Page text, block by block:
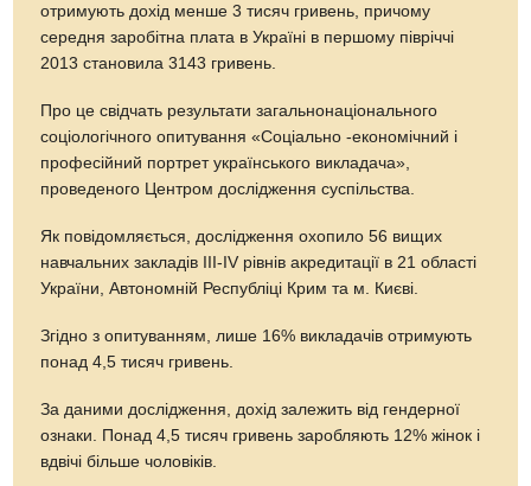
отримують дохід менше 3 тисяч гривень, причому
середня заробітна плата в Україні в першому півріччі
2013 становила 3143 гривень.
Про це свідчать результати загальнонаціонального
соціологічного опитування «Соціально -економічний і
професійний портрет українського викладача»,
проведеного Центром дослідження суспільства.
Як повідомляється, дослідження охопило 56 вищих
навчальних закладів III-IV рівнів акредитації в 21 області
України, Автономній Республіці Крим та м. Києві.
Згідно з опитуванням, лише 16% викладачів отримують
понад 4,5 тисяч гривень.
За даними дослідження, дохід залежить від гендерної
ознаки. Понад 4,5 тисяч гривень заробляють 12% жінок і
вдвічі більше чоловіків.